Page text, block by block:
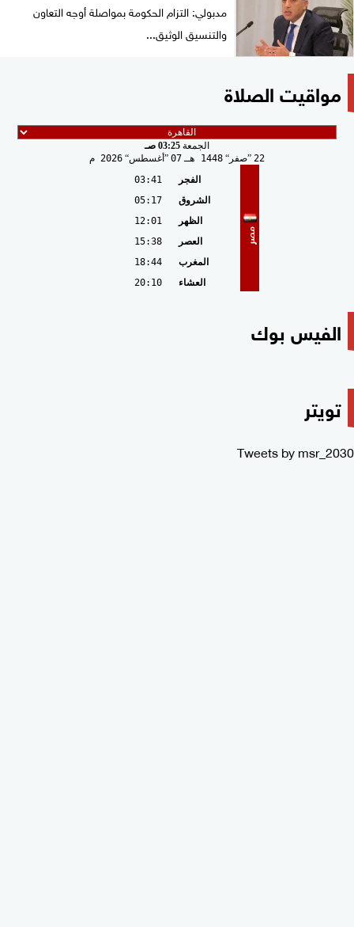
مدبولي: التزام الحكومة بمواصلة أوجه التعاون
والتنسيق الوثيق...
مواقيت الصلاة
الجمعة 03:25 صـ
22 صفر 1448 هـ 07 أغسطس 2026 م
مصر
الفجر
03:41
الشروق
05:17
الظهر
12:01
العصر
15:38
المغرب
18:44
العشاء
20:10
الفيس بوك
تويتر
Tweets by msr_2030